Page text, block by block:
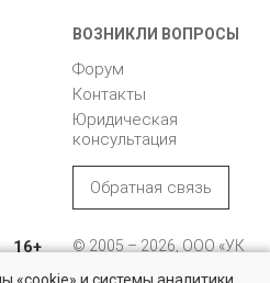
ВОЗНИКЛИ ВОПРОСЫ
Форум
Контакты
Юридическая
консультация
Обратная связь
16+
© 2005 – 2026, ООО «УК